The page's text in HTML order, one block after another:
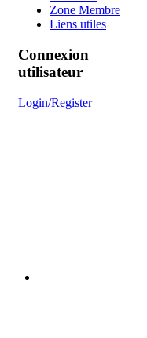
Zone Membre
Liens utiles
Connexion
utilisateur
Login/Register